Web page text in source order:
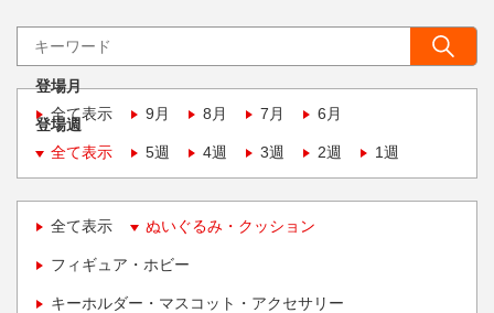
登場月
全て表示
9月 8月 7月 6月
登場週
全て表示
5週 4週 3週 2週 1週
全て表示 ぬいぐるみ・クッション
フィギュア・ホビー
キーホルダー・マスコット・アクセサリー